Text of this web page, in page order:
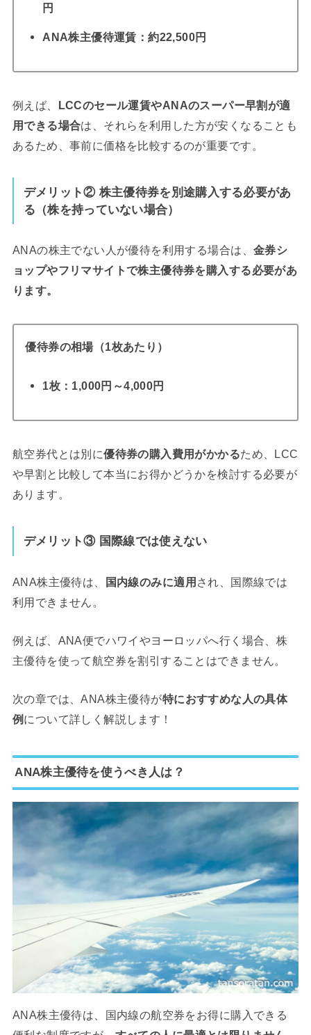
円
ANA株主優待運賃：約22,500円
例えば、 LCCのセール運賃やANAのスーパー早割が適
用できる場合は、それらを利用した方が安くなることも
あるため、事前に価格を比較するのが重要です。
デメリット② 株主優待券を別途購入する必要があ
る（株を持っていない場合）
ANAの株主でない人が優待を利用する場合は、 金券シ
ョップやフリマサイトで株主優待券を購入する必要があ
ります。
優待券の相場（1枚あたり）
1枚：1,000円～4,000円
航空券代とは別に優待券の購入費用がかかるため、LCC
や早割と比較して本当にお得かどうかを検討する必要が
あります。
デメリット③ 国際線では使えない
ANA株主優待は、 国内線のみに適用 され、国際線では
利用できません。
例えば、ANA便でハワイやヨーロッパへ行く場合、株
主優待を使って航空券を割引することはできません。
次の章では、ANA株主優待が特におすすめな人の具体
例 について詳しく解説します！
ANA株主優待を使うべき人は？
ANA株主優待は、国内線の航空券をお得に購入できる